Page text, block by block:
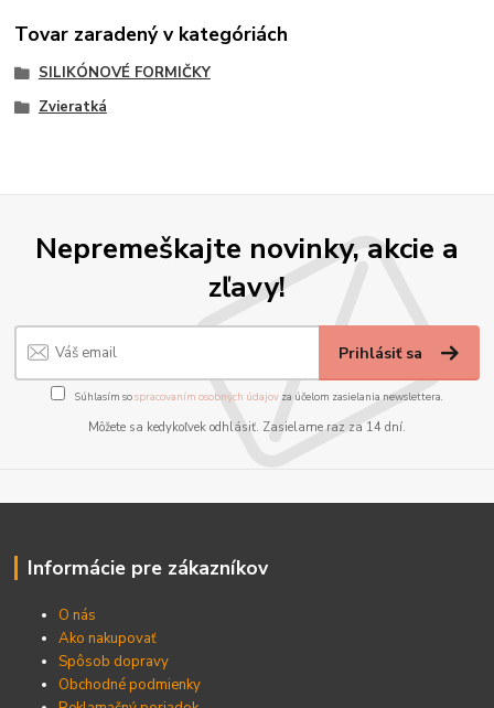
Tovar zaradený v kategóriách
SILIKÓNOVÉ FORMIČKY
Zvieratká
Nepremeškajte novinky, akcie a
zľavy!
Prihlásiť sa
Súhlasím sospracovaním osobných údajov za účelom zasielania newslettera.
Môžete sa kedykoľvek odhlásiť. Zasielame raz za 14 dní.
Informácie pre zákazníkov
O nás
Ako nakupovať
Spôsob dopravy
Obchodné podmienky